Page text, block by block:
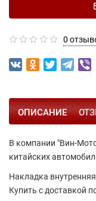
0
ОПИСАНИЕ
В компании "Вин-
китайских
Накладка
Купить с доставкой